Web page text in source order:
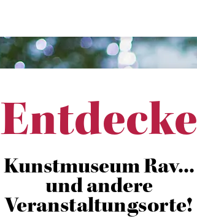
Entdecke
Kunstmuseum Rav...
und andere
Veranstaltungsorte!